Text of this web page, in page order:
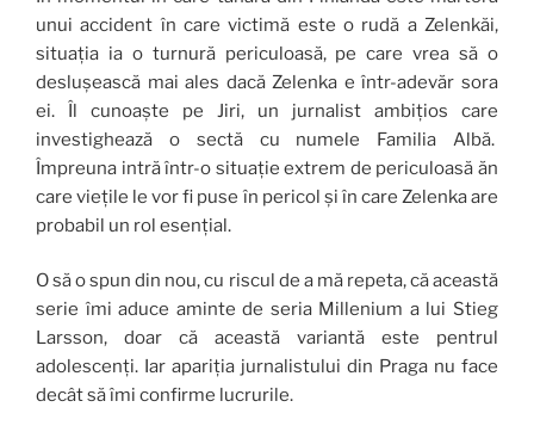
unui accident în care victimă este o rudă a Zelenkăi,
situația ia o turnură periculoasă, pe care vrea să o
deslușească mai ales dacă Zelenka e într-adevăr sora
ei. Îl cunoaște pe Jiri, un jurnalist ambițios care
investighează o sectă cu numele Familia Albă.
Împreuna intră într-o situație extrem de periculoasă ăn
care viețile le vor fi puse în pericol și în care Zelenka are
probabil un rol esențial.
O să o spun din nou, cu riscul de a mă repeta, că această
serie îmi aduce aminte de seria Millenium a lui Stieg
Larsson, doar că această variantă este pentrul
adolescenți. Iar apariția jurnalistului din Praga nu face
decât să îmi confirme lucrurile.